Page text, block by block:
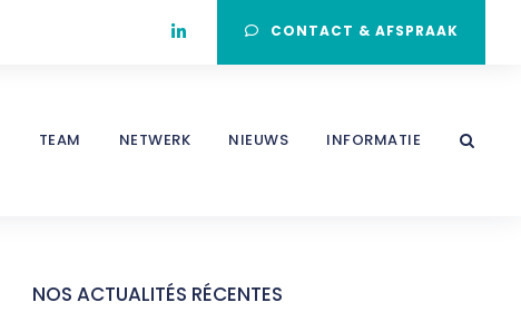
CONTACT & AFSPRAAK
TEAM NETWERK NIEUWS INFORMATIE
NOS ACTUALITÉS RÉCENTES